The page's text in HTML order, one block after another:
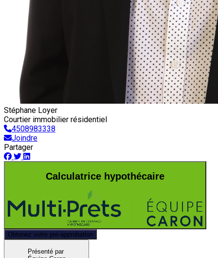
Stéphane Loyer
Courtier immobilier résidentiel
4508983338
Joindre
Partager
Calculatrice hypothécaire
Obtenez votre pré-approbation
Présenté par